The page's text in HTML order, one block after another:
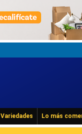
Variedades Lo más